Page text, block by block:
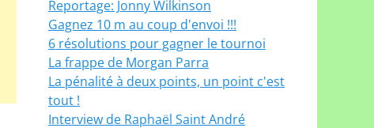
Reportage: Jonny Wilkinson
Gagnez 10 m au coup d'envoi !!!
6 résolutions pour gagner le tournoi
La frappe de Morgan Parra
La pénalité à deux points, un point c'est
tout !
Interview de Raphaël Saint André